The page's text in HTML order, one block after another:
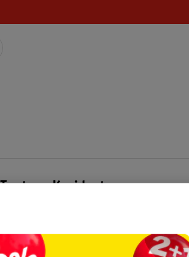
Tout sur Kruidvat
Formule commerciale